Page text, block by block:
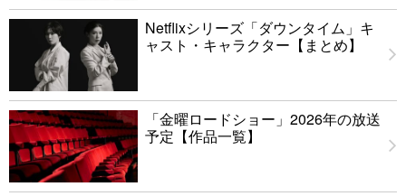
Netflixシリーズ「ダウンタイム」キ
ャスト・キャラクター【まとめ】
「金曜ロードショー」2026年の放送
予定【作品一覧】